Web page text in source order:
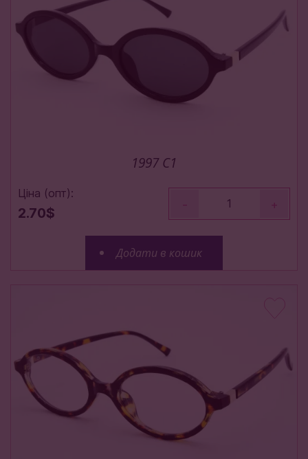
1997 C1
Ціна (опт):
2.70$
- +
Додати в кошик